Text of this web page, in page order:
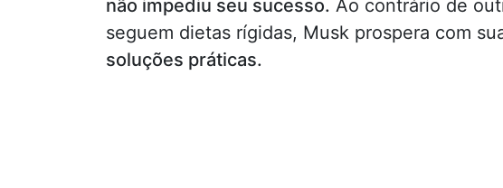
não impediu seu sucesso. Ao contrário de
seguem dietas rígidas, Musk prospera com
soluções práticas.